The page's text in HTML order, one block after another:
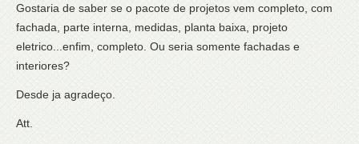
Gostaria de saber se o pacote de projetos vem completo, com
fachada, parte interna, medidas, planta baixa, projeto
eletrico...enfim, completo. Ou seria somente fachadas e
interiores?
Desde ja agradeço.
Att.